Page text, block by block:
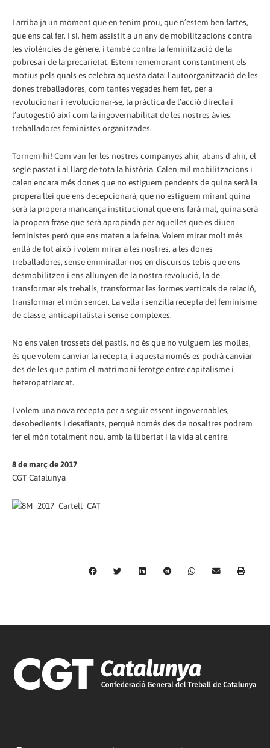
I arriba ja un moment que en tenim prou, que n’estem ben fartes,
que ens cal fer. I sí, hem assistit a un any de mobilitzacions contra
les violències de gènere, i també contra la feminització de la
pobresa i de la precarietat. Estem rememorant constantment els
motius pels quals es celebra aquesta data: l'autoorganització de les
dones treballadores, com tantes vegades hem fet, per a
revolucionar i revolucionar-se, la pràctica de l’acció directa i
l’autogestió així com la ingovernabilitat de les nostres àvies:
treballadores feministes organitzades.
Tornem-hi! Com van fer les nostres companyes ahir, abans d'ahir, el
segle passat i al llarg de tota la història. Calen mil mobilitzacions i
calen encara més dones que no estiguem pendents de quina serà la
propera llei que ens decepcionarà, que no estiguem mirant quina
serà la propera mancança institucional que ens farà mal, quina serà
la propera frase que serà apropiada per aquelles que es diuen
feministes però que ens maten a la feina. Volem mirar molt més
enllà de tot això i volem mirar a les nostres, a les dones
treballadores, sense emmirallar-nos en discursos tebis que ens
desmobilitzen i ens allunyen de la nostra revolució, la de
transformar els treballs, transformar les formes verticals de relació,
transformar el món sencer. La vella i senzilla recepta del feminisme
de classe, anticapitalista i sense complexes.
No ens valen trossets del pastís, no és que no vulguem les molles,
és que volem canviar la recepta, i aquesta només es podrà canviar
des de les que patim el matrimoni ferotge entre capitalisme i
heteropatriarcat.
I volem una nova recepta per a seguir essent ingovernables,
desobedients i desafiants, perquè només des de nosaltres podrem
fer el món totalment nou, amb la llibertat i la vida al centre.
8 de març de 2017
CGT Catalunya